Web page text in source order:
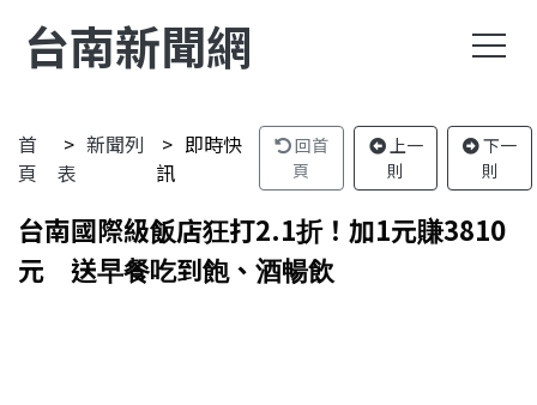
台南新聞網
首
頁
新聞列
表
即時快
訊
回首
頁
上一
則
下一
則
台南國際級飯店狂打2.1折！加1元賺3810
元 送早餐吃到飽、酒暢飲